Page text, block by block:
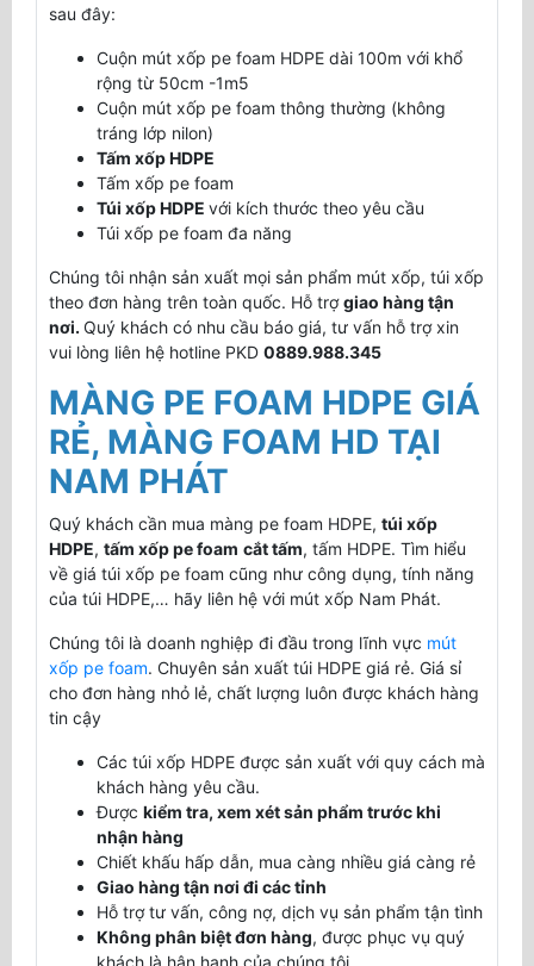
sau đây:
Cuộn mút xốp pe foam HDPE dài 100m với khổ
rộng từ 50cm -1m5
Cuộn mút xốp pe foam thông thường (không
tráng lớp nilon)
Tấm xốp HDPE
Tấm xốp pe foam
Túi xốp HDPE với kích thước theo yêu cầu
Túi xốp pe foam đa năng
Chúng tôi nhận sản xuất mọi sản phẩm mút xốp, túi xốp
theo đơn hàng trên toàn quốc. Hỗ trợgiao hàng tận
nơi. Quý khách có nhu cầu báo giá, tư vấn hỗ trợ xin
vui lòng liên hệ hotline PKD 0889.988.345
MÀNG PE FOAM HDPE GIÁ
RẺ, MÀNG FOAM HD TẠI
NAM PHÁT
Quý khách cần mua màng pe foam HDPE, túi xốp
HDPE, tấm xốp pe foam cắt tấm, tấm HDPE. Tìm hiểu
về giá túi xốp pe foam cũng như công dụng, tính năng
của túi HDPE,… hãy liên hệ với mút xốp Nam Phát.
Chúng tôi là doanh nghiệp đi đầu trong lĩnh vực mút
xốp pe foam. Chuyên sản xuất túi HDPE giá rẻ. Giá sỉ
cho đơn hàng nhỏ lẻ, chất lượng luôn được khách hàng
tin cậy
Các túi xốp HDPE được sản xuất với quy cách mà
khách hàng yêu cầu.
Được kiểm tra, xem xét sản phẩm trước khi
nhận hàng
Chiết khấu hấp dẫn, mua càng nhiều giá càng rẻ
Giao hàng tận nơi đi các tỉnh
Hỗ trợ tư vấn, công nợ, dịch vụ sản phẩm tận tình
Không phân biệt đơn hàng, được phục vụ quý
khách là hân hạnh của chúng tôi